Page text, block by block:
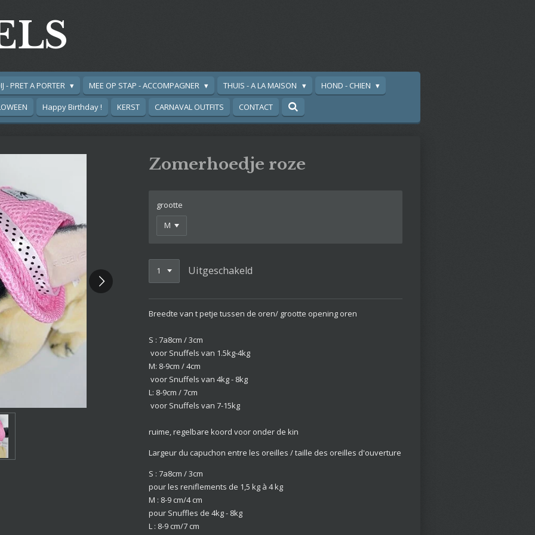
- PRET A PORTER MEE OP STAP - ACCOMPAGNER THUIS - A LA MAISON
HOND - CHIEN
Happy Birthday ! KERST CARNAVAL OUTFITS CONTACT
Zomerhoedje roze
grootte
Uitgeschakeld
Breedte van t petje tussen de oren/ grootte opening oren
S : 7a8cm / 3cm
voor Snuffels van 1.5kg-4kg
M: 8-9cm / 4cm
voor Snuffels van 4kg - 8kg
L: 8-9cm / 7cm
voor Snuffels van 7-15kg
ruime, regelbare koord voor onder de kin
Largeur du capuchon entre les oreilles / taille des oreilles d'ouverture
S : 7a8cm / 3cm
pour les reniflements de 1,5 kg à 4 kg
M : 8-9 cm/4 cm
pour Snuffles de 4kg - 8kg
L : 8-9 cm/7 cm